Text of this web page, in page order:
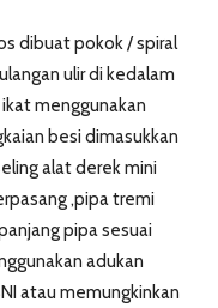
dibuat pokok / spiral
ulir di kedalam
menggunakan
besi dimasukkan
alat derek mini
,pipa tremi
pipa sesuai
adukan
atau memungkinkan